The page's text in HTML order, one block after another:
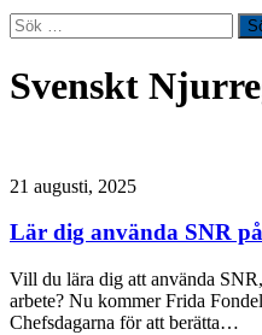
Sök
efter:
Svenskt
21 augusti, 2025
Lär dig använda SNR
Vill du lära dig att använda
arbete? Nu kommer Frida
Chefsdagarna för att berätta…